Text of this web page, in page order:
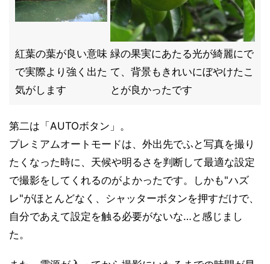
紅葉の葉が良い意味
で実際より強く出た
気がします
緑の果実にあたる光が綺麗にで
て、背景もきれいにぼやけたこ
とが良かったです
第二は「AUTOボタン」。
プレミアムオートモードは、外出先でふと写真を撮り
たくなった時に、天候や明るさを判断して最適な設定
で撮影をしてくれるのがよかったです。しかも"ハズ
レ"がほとんどなく、シャッターボタンを押すだけで、
自分であえて設定を触る必要がないな…と感じまし
た。